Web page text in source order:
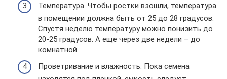
Температура. Чтобы ростки взошли, температура
в помещении должна быть от 25 до 28 градусов.
Спустя неделю температуру можно понизить до
20-25 градусов. А еще через две недели – до
комнатной.
Проветривание и влажность. Пока семена